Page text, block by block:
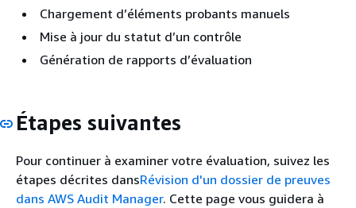
Chargement d’éléments probants manuels
Mise à jour du statut d’un contrôle
Génération de rapports d’évaluation
Étapes suivantes
Pour continuer à examiner votre évaluation, suivez les
étapes décrites dansRévision d'un dossier de preuves
dans AWS Audit Manager. Cette page vous guidera à